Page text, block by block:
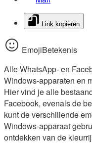
Link kopiëren
EmojiBetekenis
Alle WhatsApp- en
Windows-apparaten en
Hier vind je alle
Facebook, evenals de
kunt de verschillende
Windows-apparaat
ontdekken van de